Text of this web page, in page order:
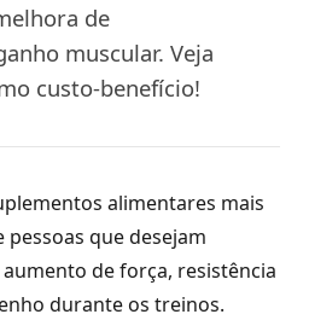
de
muscular. Veja
custo-benefício!
alimentares mais
que desejam
de força, resistência
durante os treinos.